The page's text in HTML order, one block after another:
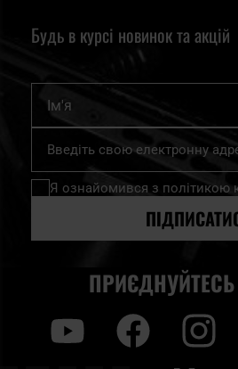
Будь в курсі новинок та акцій
Підпишіться
нашу
розсилку
Я ознайомився з політикою